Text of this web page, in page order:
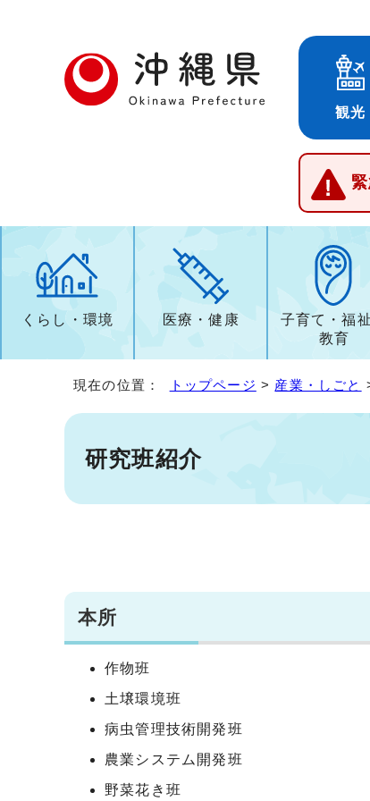
観光
くらし・環境 医療・健康
子育て・福祉
教育
現在の位置： トップページ > 産業・しごと
研究班紹介
本所
作物班
土壌環境班
病虫管理技術開発班
農業システム開発班
野菜花き班